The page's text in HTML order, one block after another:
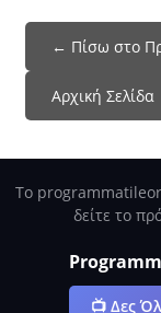
← Πίσω στο
Αρχική Σελίδα
Το
δείτε το
📺 Δες